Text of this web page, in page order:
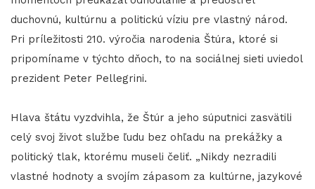
duchovnú, kultúrnu a politickú víziu pre vlastný národ.
Pri príležitosti 210. výročia narodenia Štúra, ktoré si
pripomíname v týchto dňoch, to na sociálnej sieti uviedol
prezident Peter Pellegrini.
Hlava štátu vyzdvihla, že Štúr a jeho súputnici zasvätili
celý svoj život službe ľudu bez ohľadu na prekážky a
politický tlak, ktorému museli čeliť. „Nikdy nezradili
vlastné hodnoty a svojím zápasom za kultúrne, jazykové